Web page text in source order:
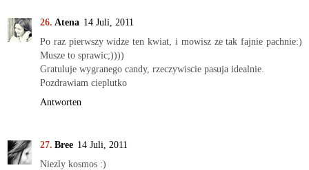
Atena 14 Juli, 2011
Po raz pierwszy widze ten kwiat, i mowisz ze tak fajnie pachnie:)
Musze to sprawic;))))
Gratuluje wygranego candy, rzeczywiscie pasuja idealnie.
Pozdrawiam cieplutko
Antworten
Bree 14 Juli, 2011
Niezly kosmos :)